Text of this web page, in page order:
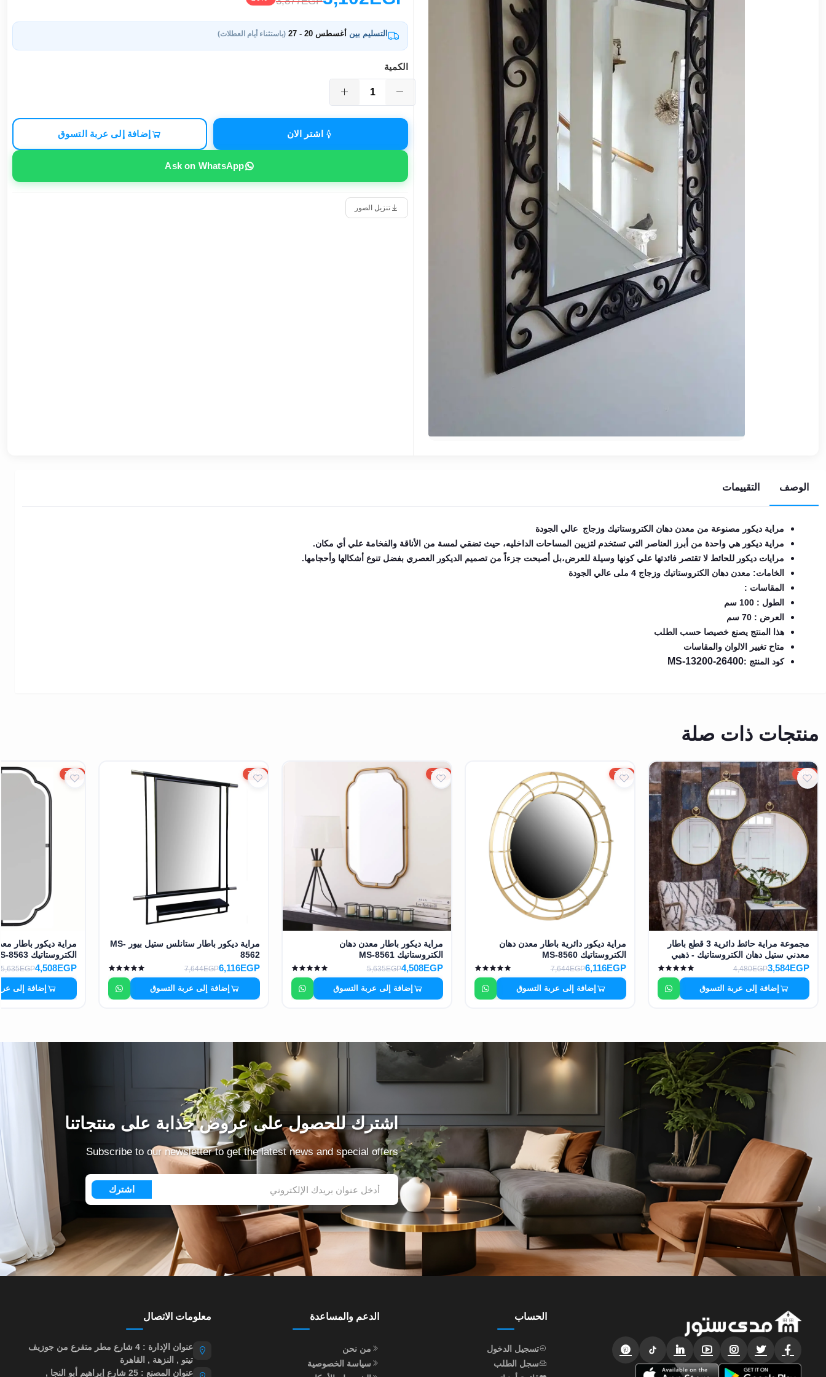
التسليم بين أغسطس 20 - 27 (باستثناء أيام العطلات)
الكمية
اشتر الان إضافة إلى عربة التسوق
Ask on WhatsApp
تنزيل الصور
الوصف التقييمات
مراية ديكور مصنوعة من معدن دهان الكتروستاتيك وزجاج عالي الجودة
مراية ديكور هي واحدة من أبرز العناصر التي تستخدم لتزيين المساحات الداخليه، حيث تضقي لمسة من الأناقة والفخامة علي أي مكان.
مرايات ديكور للحائط لا تقتصر فائدتها علي كونها وسيلة للعرض،بل أصبحت جزءاً من تصميم الديكور العصري بفضل تنوع أشكالها وأحجامها.
الخامات: معدن دهان الكتروستاتيك وزجاج 4 ملى عالي الجودة
المقاسات :
الطول : 100 سم
العرض : 70 سم
هذا المنتج يصنع خصيصا حسب الطلب
متاح تغيير الالوان والمقاسات
كود المنتج :MS-13200-26400
منتجات ذات صلة
20%
مجموعة مراية حائط دائرية 3 قطع باطار
معدني ستيل دهان الكتروستاتيك - ذهبي
MS-8494
3,584EGP
4,480EGP
إضافة إلى عربة التسوق
20%
مراية ديكور دائرية باطار معدن دهان
الكتروستاتيك MS-8560
6,116EGP
7,644EGP
إضافة إلى عربة التسوق
20%
مراية ديكور باطار معدن دهان
الكتروستاتيك MS-8561
4,508EGP
5,635EGP
إضافة إلى عربة التسوق
20%
مراية ديكور باطار ستانلس ستيل بيور MS-
8562
6,116EGP
7,644EGP
إضافة إلى عربة التسوق
20%
مراية ديكور باطار
الكتروستاتيك MS-8563
4,508EGP
5,635EGP
إضافة إلى
اشترك للحصول على عروض جذابة على منتجاتنا
Subscribe to our newsletter to get the latest news and special offers
اشترك
الحساب
تسجيل الدخول
سجل الطلب
الدعم والمساعدة
من نحن
سياسة الخصوصية
معلومات الاتصال
عنوان الإدارة : 4 شارع مطر متفرع من جوزيف
تيتو , النزهة , القاهرة
عنوان المصنع : 25 شارع إبراهيم أبو النجا ,